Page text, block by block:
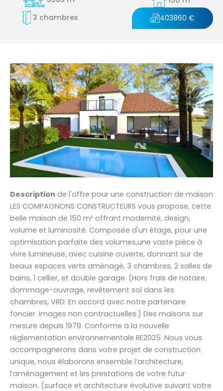
3 chambres
403860 €
Description de l'offre pour une construction de maison
LES COMPAGNONS CONSTRUCTEURS vous propose, cette
belle maison de 150 m² offrant modernité, design,
volume et luminosité. Composée d'un étage, pour une
optimisation parfaite des volumes,une vaste pièce à
vivre lumineuse, avec cuisine ouverte, donnant sur de
beaux espaces verts aménagé, 3 chambres, 2 salles de
bains, 1 cellier, et double garage. (Hors frais de notaire,
dommage-ouvrage, revêtement sol dans les
chambres, VRD. En accord avec notre partenaire
foncier. Images non contractuelles.) Des maisons sur
mesure depuis 1979. Conforme à la nouvelle
réglementation environnementale RE2025. Nous vous
accompagnerons dans votre projet de construction
unique, nous élaborons ensemble l’architecture,
l’aménagement et les prestations de votre futur
maison. (surface et architecture évolutive suivant votre